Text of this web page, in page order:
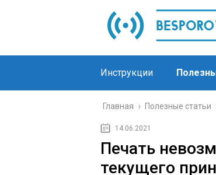
Инструкции
Главная › Полезные статьи
14.06.2021
Печать
текущего